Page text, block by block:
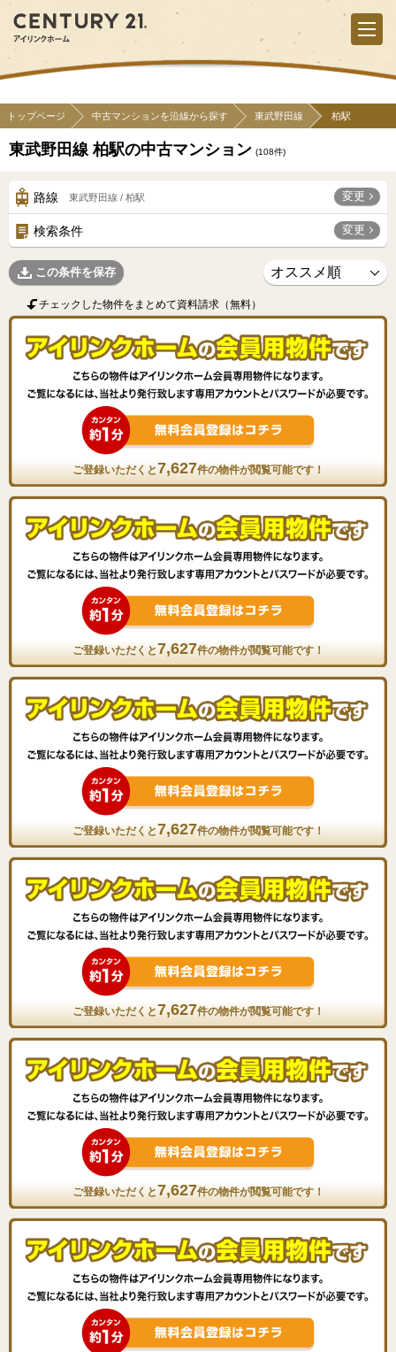
トップページ 中古マンションを沿線から探す 東武野田線 柏駅
東武野田線 柏駅の中古マンション (108件)
路線 東武野田線 / 柏駅 変更
検索条件 変更
この条件を保存
チェックした物件をまとめて資料請求（無料）
ご登録いただくと7,627件の物件が閲覧可能です！
ご登録いただくと7,627件の物件が閲覧可能です！
ご登録いただくと7,627件の物件が閲覧可能です！
ご登録いただくと7,627件の物件が閲覧可能です！
ご登録いただくと7,627件の物件が閲覧可能です！